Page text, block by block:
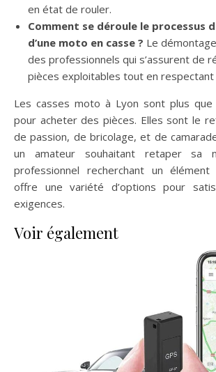
en état de rouler.
Comment se déroule le processus
d’une moto en casse ? Le
des professionnels qui s’assurent de
pièces exploitables tout en respectant
Les casses moto à Lyon sont plus
pour acheter des pièces. Elles sont le
de passion, de bricolage, et de
un amateur souhaitant retaper sa
professionnel recherchant un élément
offre une variété d’options pour
exigences.
Voir également